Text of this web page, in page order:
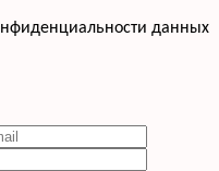
данных